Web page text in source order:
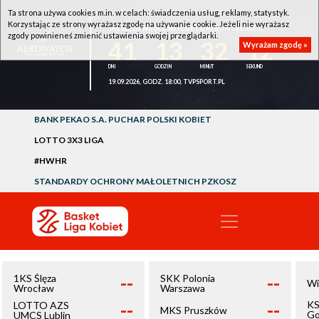
1KS ŚLĘZA WROCŁAW - LOTTO AZS UMCS LUBLIN
12
19.09.2026, GODZ. 18:00, TVPSPORT.PL
BANK PEKAO S.A. PUCHAR POLSKI KOBIET
LOTTO 3X3 LIGA
#HWHR
STANDARDY OCHRONY MAŁOLETNICH PZKOSZ
1KS Ślęza
Wrocław
--
LOTTO AZS
UMCS Lublin
--
SKK Polonia
Warszawa
--
MKS Pruszków --
Ta strona używa cookies m.in. w celach: świadczenia usług, reklamy, statystyk.
Korzystając ze strony wyrażasz zgodę na używanie cookie. Jeżeli nie wyrażasz
zgody powinieneś zmienić ustawienia swojej przeglądarki.
Wyrażam zgodę »